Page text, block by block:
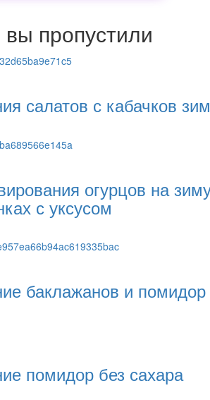
пропустили
салатов с кабачков
огурцов на
с уксусом
баклажанов и помидор
помидор без сахара